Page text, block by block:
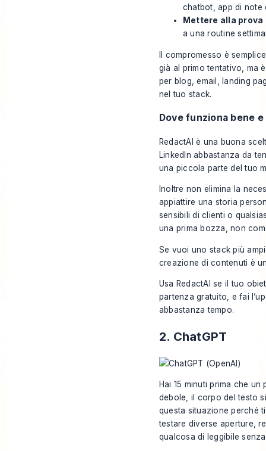
chatbot, app di note
Mettere alla
a una routine
Il compromesso è
già al primo tentativo, ma
per blog, email, landing
nel tuo stack.
Dove funziona bene
RedactAI è una buona
LinkedIn abbastanza da
una piccola parte del tuo
Inoltre non elimina la
appiattire una storia
sensibili di clienti o
una prima bozza, non
Se vuoi uno stack più
creazione di contenuti è
Usa RedactAI se il tuo
partenza gratuito, e fai
abbastanza tempo.
2. ChatGPT
Hai 15 minuti prima che un
debole, il corpo del testo
questa situazione perché
testare diverse aperture,
qualcosa di leggibile